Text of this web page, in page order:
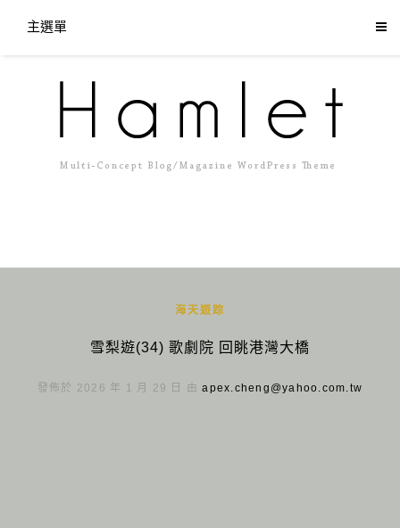
主選單
海天遊踪
雪梨遊(34) 歌劇院 回眺港灣大橋
發佈於 2026 年 1 月 29 日 由apex.cheng@yahoo.com.tw